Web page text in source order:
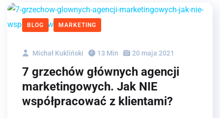
BLOG MARKETING
Michał Kukliński 13 Min 20 maja 2021
7 grzechów głównych agencji
marketingowych. Jak NIE
współpracować z klientami?